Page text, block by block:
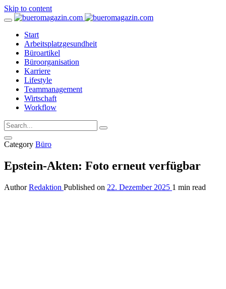
Skip to content
Start
Arbeitsplatzgesundheit
Büroartikel
Büroorganisation
Karriere
Lifestyle
Teammanagement
Wirtschaft
Workflow
Category Büro
Epstein-Akten: Foto erneut verfügbar
Author Redaktion Published on 22. Dezember 2025 1 min read